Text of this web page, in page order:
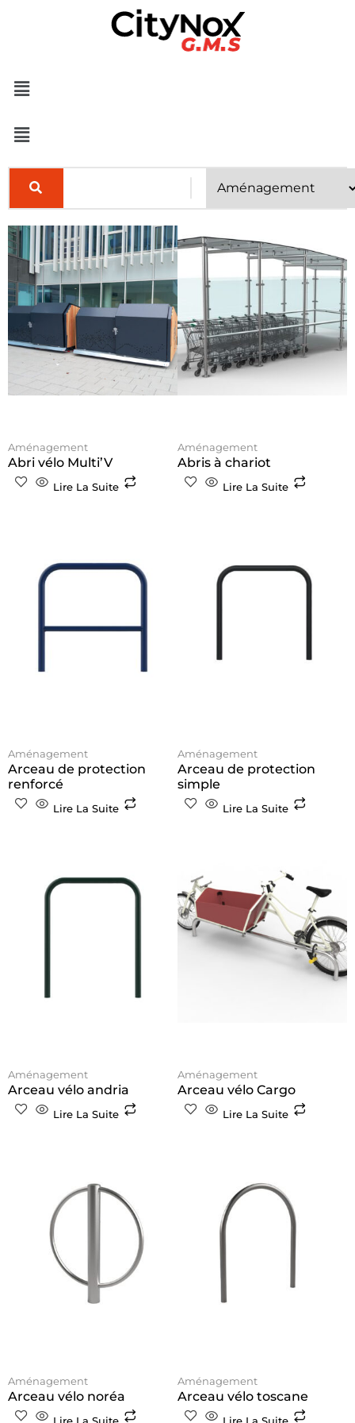
Aménagement
Abri vélo Multi’V
Lire La Suite
Aménagement
Abris à chariot
Lire La Suite
Aménagement
Arceau de protection
renforcé
Lire La Suite
Aménagement
Arceau de protection
simple
Lire La Suite
Aménagement
Arceau vélo andria
Lire La Suite
Aménagement
Arceau vélo Cargo
Lire La Suite
Aménagement
Arceau vélo noréa
Aménagement
Arceau vélo toscane